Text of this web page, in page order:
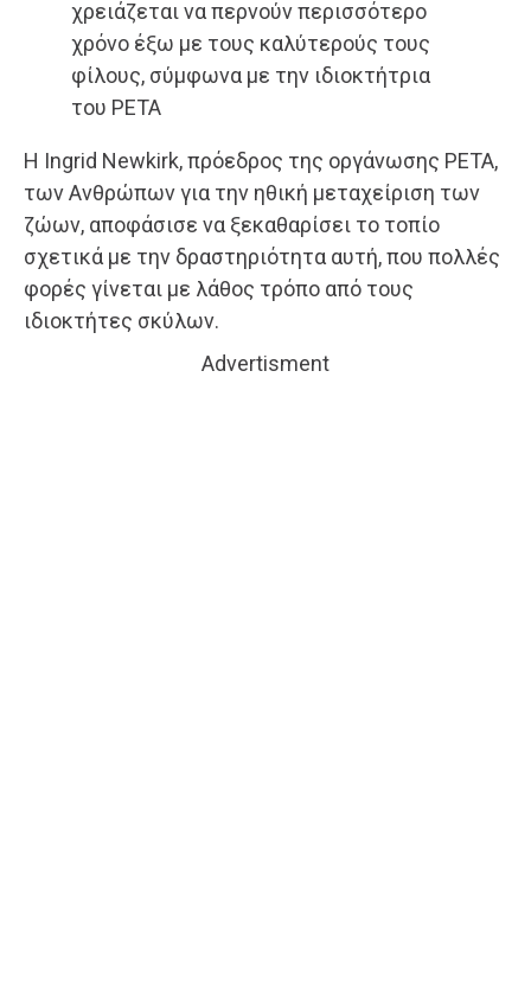
χρειάζεται να περνούν περισσότερο
χρόνο έξω με τους καλύτερούς τους
φίλους, σύμφωνα με την ιδιοκτήτρια
του PETA
Η Ingrid Newkirk, πρόεδρος της οργάνωσης PETA,
των Ανθρώπων για την ηθική μεταχείριση των
ζώων, αποφάσισε να ξεκαθαρίσει το τοπίο
σχετικά με την δραστηριότητα αυτή, που πολλές
φορές γίνεται με λάθος τρόπο από τους
ιδιοκτήτες σκύλων.
Advertisment